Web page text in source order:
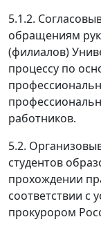
5.1.2.
обращениям
(филиалов)
процессу по
работников.
5.2.
студентов
прохождении
соответствии с
прокурором